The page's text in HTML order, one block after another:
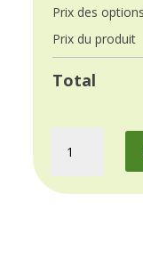
Prix ​​des options
Prix ​​du produit
Total
Envolée